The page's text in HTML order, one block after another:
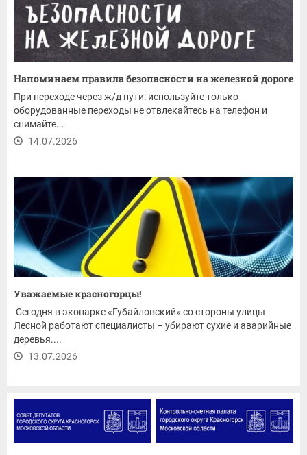
Напоминаем правила безопасности на железной дороге
При переходе через ж/д пути: используйте только
оборудованные переходы не отвлекайтесь на телефон и
снимайте...
14.07.2026
Уважаемые красногорцы!
Сегодня в экопарке «Губайловский» со стороны улицы
Лесной работают специалисты – убирают сухие и аварийные
деревья....
13.07.2026